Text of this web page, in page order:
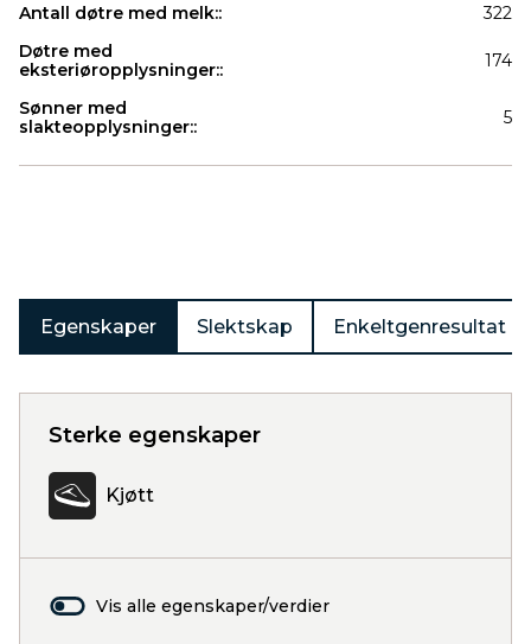
Antall døtre med melk::
322
Døtre med
eksteriøropplysninger::
174
Sønner med
slakteopplysninger::
5
Egenskaper Slektskap Enkeltgenresultat
Sterke egenskaper
Kjøtt
Vis alle egenskaper/verdier